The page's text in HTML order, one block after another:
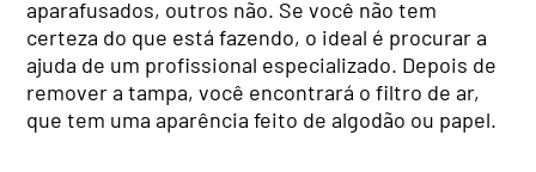
aparafusados, outros não. Se você não tem
certeza do que está fazendo, o ideal é procurar a
ajuda de um profissional especializado. Depois de
remover a tampa, você encontrará o filtro de ar,
que tem uma aparência feito de algodão ou papel.